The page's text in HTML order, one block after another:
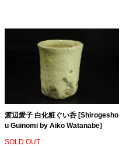
渡辺愛子 白化粧ぐい呑 [Shirogesho
u Guinomi by Aiko Watanabe]
SOLD OUT